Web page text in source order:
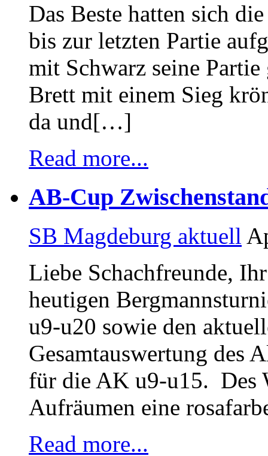
Das Beste hatten sich
bis zur letzten Partie
mit Schwarz seine
Brett mit einem Sieg
da und[…]
Read more...
AB-Cup
SB Magdeburg aktuell
Liebe Schachfreunde,
heutigen
u9-u20 sowie den
Gesamtauswertung des
für die AK u9-u15. Des
Aufräumen eine
Read more...